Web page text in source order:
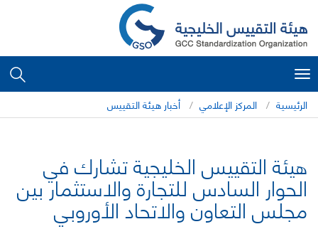
Toggle
navigation
الرئيسية المركز الإعلامي أخبار هيئة التقييس
هيئة التقييس الخليجية تشارك في
الحوار السادس للتجارة والاستثمار بين
مجلس التعاون والاتحاد الأوروبي